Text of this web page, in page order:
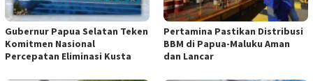
Gubernur Papua Selatan Teken
Komitmen Nasional
Percepatan Eliminasi Kusta
Pertamina Pastikan Distribusi
BBM di Papua-Maluku Aman
dan Lancar